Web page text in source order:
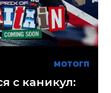
МОТОГП
с каникул: